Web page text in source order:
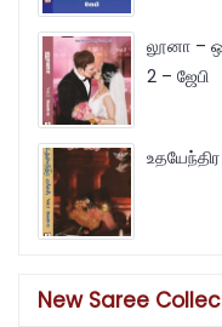
லூனா –
2 – ஜேபி
New Saree